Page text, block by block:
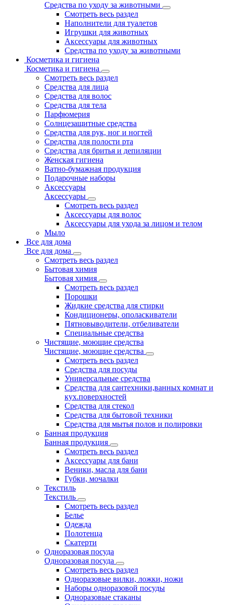
Средства по уходу за животными
Смотреть весь раздел
Наполнители для туалетов
Игрушки для животных
Аксессуары для животных
Средства по уходу за животными
Косметика и гигиена
Косметика и гигиена
Смотреть весь раздел
Средства для лица
Средства для волос
Средства для тела
Парфюмерия
Солнцезащитные средства
Средства для рук, ног и ногтей
Средства для полости рта
Средства для бритья и депиляции
Женская гигиена
Ватно-бумажная продукция
Подарочные наборы
Аксессуары
Аксессуары
Смотреть весь раздел
Аксессуары для волос
Аксессуары для ухода за лицом и телом
Мыло
Все для дома
Все для дома
Смотреть весь раздел
Бытовая химия
Бытовая химия
Смотреть весь раздел
Порошки
Жидкие средства для стирки
Кондиционеры, ополаскиватели
Пятновыводители, отбеливатели
Специальные средства
Чистящие, моющие средства
Чистящие, моющие средства
Смотреть весь раздел
Средства для посуды
Универсальные средства
Средства для сантехники,ванных комнат и
кух.поверхностей
Средства для стекол
Средства для бытовой техники
Средства для мытья полов и полировки
Банная продукция
Банная продукция
Смотреть весь раздел
Аксессуары для бани
Веники, масла для бани
Губки, мочалки
Текстиль
Текстиль
Смотреть весь раздел
Белье
Одежда
Полотенца
Скатерти
Одноразовая посуда
Одноразовая посуда
Смотреть весь раздел
Одноразовые вилки, ложки, ножи
Наборы одноразовой посуды
Одноразовые стаканы